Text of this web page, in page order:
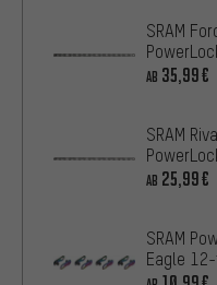
SRAM
AB 35,99€
SRAM
AB 25,99€
SRAM
Eagle